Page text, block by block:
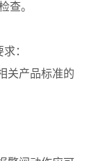
查。
：
关产品标准的